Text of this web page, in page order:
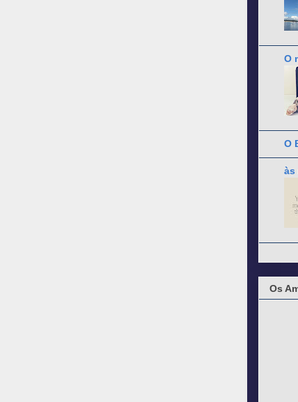
O
O
às
Os